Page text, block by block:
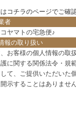
コチラのページでご確
者
ヤマトの宅急便♪
報の取り扱い
お客様の個人情報の取
に関する関係法令・規
て、ご提供いただいた
示することはありませ